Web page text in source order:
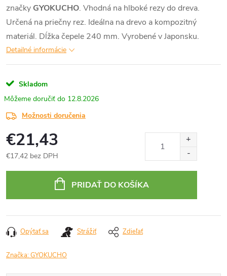
značky GYOKUCHO. Vhodná na hlboké rezy do dreva.
Určená na priečny rez. Ideálna na drevo a kompozitný
materiál. Dĺžka čepele 240 mm. Vyrobené v Japonsku.
Detailné informácie
Skladom
12.8.2026
Možnosti doručenia
€21,43
€17,42 bez DPH
PRIDAŤ DO KOŠÍKA
Opýtať sa Strážiť Zdieľať
Značka:GYOKUCHO